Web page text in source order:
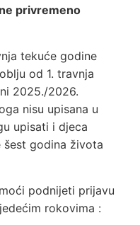
privremeno
tekuće godine
od 1. travnja
2025./2026.
nisu upisana u
upisati i djeca
šest godina života
moći podnijeti prijavu
rokovima :